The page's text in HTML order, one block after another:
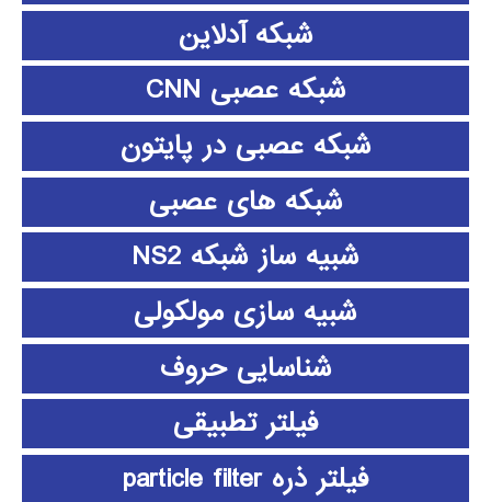
شبکه آدلاین
شبکه عصبی CNN
شبکه عصبی در پایتون
شبکه های عصبی
شبیه ساز شبکه NS2
شبیه سازی مولکولی
شناسایی حروف
فیلتر تطبیقی
فیلتر ذره particle filter